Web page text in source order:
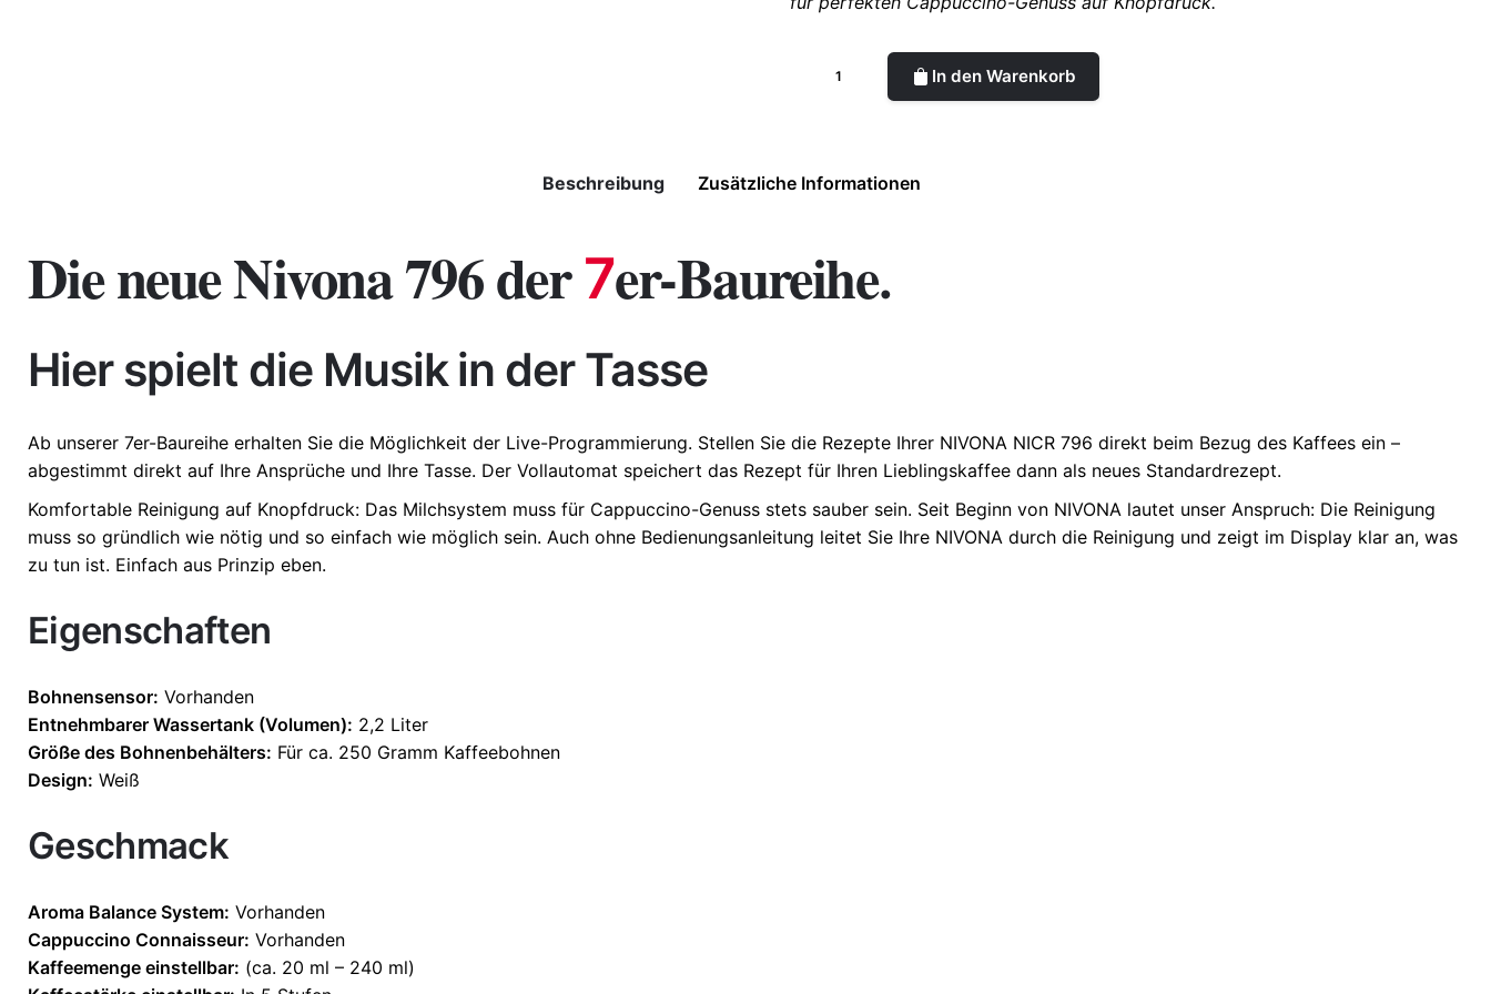
In den Warenkorb
Beschreibung Zusätzliche Informationen
Die neue Nivona 796 der7er-Baureihe.
Hier spielt die Musik in der Tasse
Ab unserer 7er-Baureihe erhalten Sie die Möglichkeit der Live-Programmierung. Stellen Sie die Rezepte Ihrer NIVONA NICR 796 direkt beim Bezug des Kaffees ein –
abgestimmt direkt auf Ihre Ansprüche und Ihre Tasse. Der Vollautomat speichert das Rezept für Ihren Lieblingskaffee dann als neues Standardrezept.
Komfortable Reinigung auf Knopfdruck: Das Milchsystem muss für Cappuccino-Genuss stets sauber sein. Seit Beginn von NIVONA lautet unser Anspruch: Die Reinigung
muss so gründlich wie nötig und so einfach wie möglich sein. Auch ohne Bedienungsanleitung leitet Sie Ihre NIVONA durch die Reinigung und zeigt im Display klar an, was
zu tun ist. Einfach aus Prinzip eben.
Eigenschaften
Bohnensensor: Vorhanden
Entnehmbarer Wassertank (Volumen): 2,2 Liter
Größe des Bohnenbehälters: Für ca. 250 Gramm Kaffeebohnen
Design: Weiß
Geschmack
Aroma Balance System: Vorhanden
Cappuccino Connaisseur: Vorhanden
Kaffeemenge einstellbar: (ca. 20 ml – 240 ml)
Weight 10,15 kg